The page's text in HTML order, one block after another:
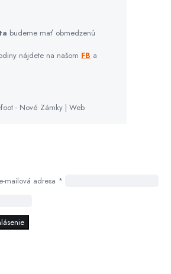
budeme mať obmedzenú
nájdete na našom FB a
- Nové Zámky | Web
mailová adresa *